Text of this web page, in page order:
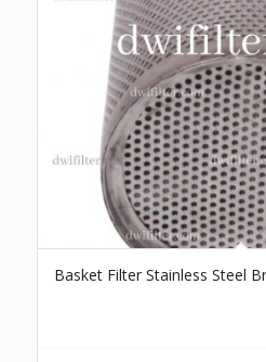
Basket Filter Stainless Steel